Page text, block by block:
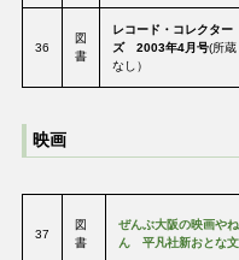
36
図
書
レコード・コレクター
ズ 2003年4月号(所蔵
なし）
映画
37
図
書
ぜんぶ大阪の映画やね
ん 平凡社新おとな